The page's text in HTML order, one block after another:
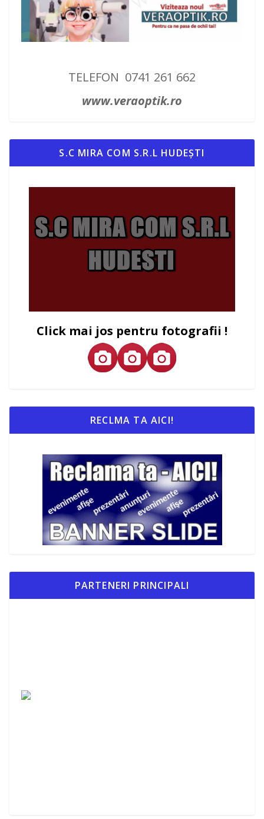
TELEFON 0741 261 662
www.veraoptik.ro
S.C MIRA COM S.R.L HUDEȘTI
Click mai jos pentru fotografii !
RECLMA TA AICI!
PARTENERI PRINCIPALI